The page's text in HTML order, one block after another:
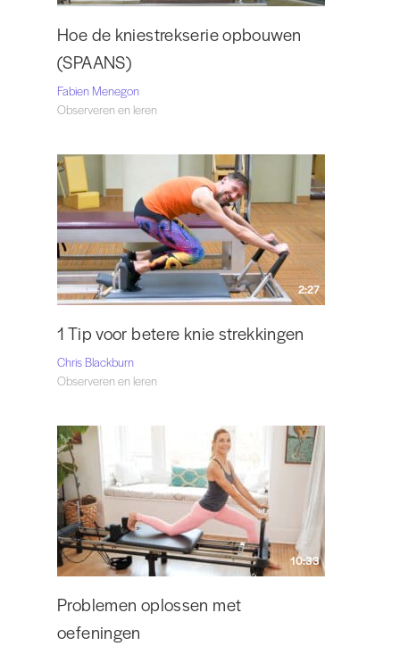
Hoe de kniestrekserie opbouwen
(SPAANS)
Fabien Menegon
Observeren en leren
2:27
1 Tip voor betere knie strekkingen
Chris Blackburn
Observeren en leren
10:33
Problemen oplossen met
oefeningen